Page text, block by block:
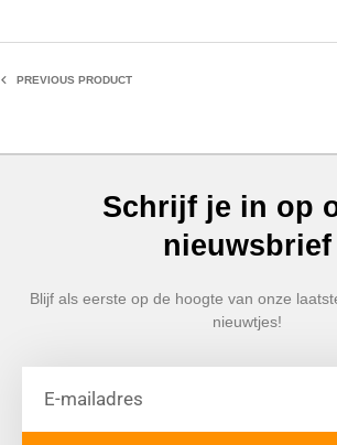
PREVIOUS PRODUCT
Schrijf je in op
nieuwsbrief
Blijf als eerste op de hoogte van onze
nieuwtjes!